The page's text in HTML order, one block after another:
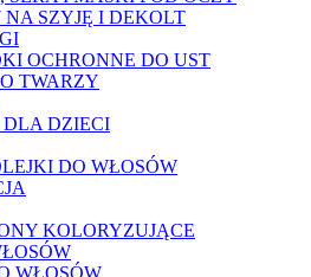
NA SZYJĘ I DEKOLT
OCHRONNE DO UST
TWARZY
DZIECI
DO WŁOSÓW
KOLORYZUJĄCE
WŁOSÓW